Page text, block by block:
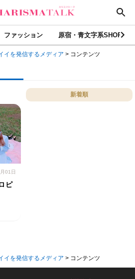
ファッション 原宿・青文字系SHOP
イを発信するメディア > コンテンツ
新着順
01日
ピ
イを発信するメディア > コンテンツ